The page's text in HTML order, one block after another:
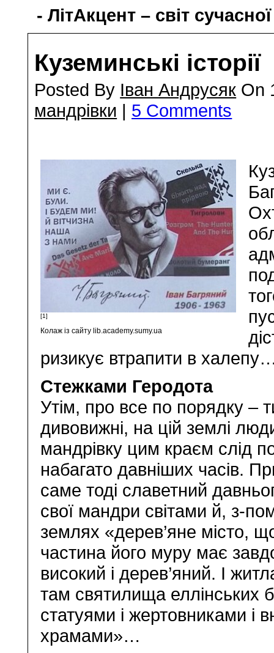
- ЛітАкцент – світ
Куземинські історії
Posted By Іван Андрусяк On
мандрівки | 5 Comments
[1]
Колаж із сайту lib.academy.sumy.ua
ризикує втрапити в
Стежками Геродота
Утім, про все по порядку –
дивовижні, на цій землі
мандрівку цим краєм слід
набагато давніших часів.
саме тоді славетний
свої мандри світами й, з-
землях «дерев’яне місто,
частина його муру має
високий і дерев’яний. І
там святилища еллінських
статуями і жертовниками і
храмами»…